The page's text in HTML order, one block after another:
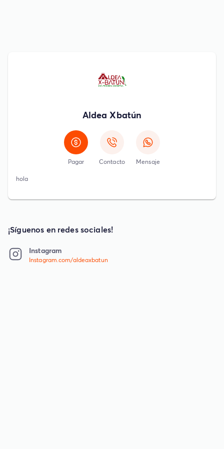
Aldea Xbatún
Pagar Contacto Mensaje
hola
¡Síguenos en redes sociales!
Instagram
Instagram.com/aldeaxbatun